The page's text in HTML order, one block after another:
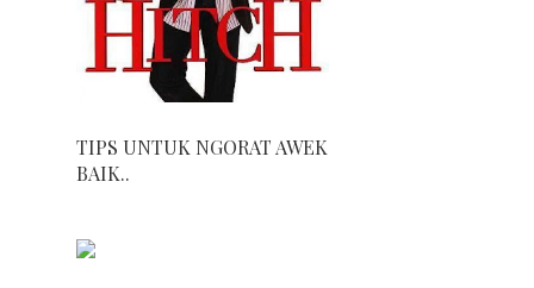
TIPS UNTUK NGORAT AWEK
BAIK..